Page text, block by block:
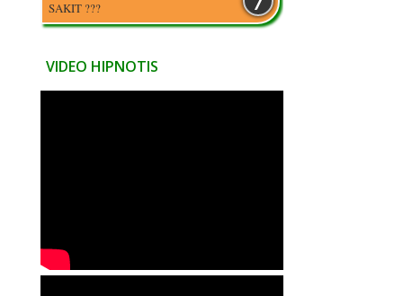
SAKIT ???
VIDEO HIPNOTIS